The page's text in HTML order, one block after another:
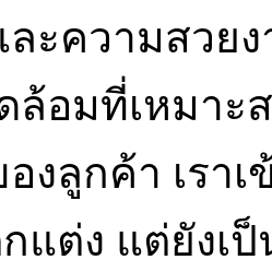
ะความสวยง
ล้อมที่เหมาะ
งลูกค้า เรา
แต่ง แต่ยังเ